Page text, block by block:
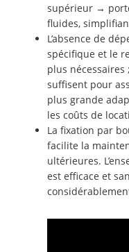
supérieur →
fluides,
L’absence de
spécifique et le
plus
suffisent pour
plus grande
les coûts de
La fixation par
facilite la
ultérieures.
est efficace et